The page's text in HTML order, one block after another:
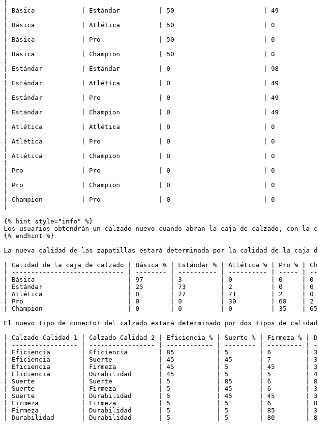
| Básica            | Estándar          | 50                       | 49
| Básica            | Atlética          | 50                       | 0
| Básica            | Pro               | 50                       | 0
| Básica            | Champion          | 50                       | 0
| Estándar          | Estándar          | 0                        | 98
| Estándar          | Atlética          | 0                        | 49
| Estándar          | Pro               | 0                        | 49
| Estándar          | Champion          | 0                        | 49
| Atlética          | Atlética          | 0                        | 0
| Atlética          | Pro               | 0                        | 0
| Atlética          | Champion          | 0                        | 0
| Pro               | Pro               | 0                        | 0
| Pro               | Champion          | 0                        | 0
| Champion          | Pro               | 0                        | 0
{% hint style="info" %}
Los usuarios obtendrán un calzado nuevo cuando abran la caja de calzado,
{% endhint %}
La nueva calidad de las zapatillas estará determinada por la calidad de la caja
| Calidad de la caja de calzado | Básica % | Estándar % | Atlética % | Pro % |
| ----------------------------- | -------- | ---------- | ---------- | ----- |
| Básica                        | 97       | 3          | 0          | 0     | 0
| Estándar                      | 25       | 73         | 2          | 0     |
| Atlética                      | 0        | 27         | 71         | 2     | 0
| Pro                           | 0        | 0          | 30         | 68    | 2
| Champion                      | 0        | 0          | 0          | 35    |
El nuevo tipo de conector del calzado estará determinado por dos tipos de
| Calzado Calidad 1 | Calzado Calidad 2 | Eficiencia % | Suerte % | Firmeza % |
| ----------------- | ----------------- | ------------ | -------- | --------- |
| Eficiencia        | Eficiencia        | 85           | 5        | 6         |
| Eficiencia        | Suerte            | 45           | 45       | 7         |
| Eficiencia        | Firmeza           | 45           | 5        | 45        |
| Eficiencia        | Durabilidad       | 45           | 5        | 5         |
| Suerte            | Suerte            | 5            | 85       | 6         |
| Suerte            | Firmeza           | 5            | 45       | 6         |
| Suerte            | Durabilidad       | 5            | 45       | 45        |
| Firmeza           | Firmeza           | 5            | 5        | 6         |
| Firmeza           | Durabilidad       | 5            | 5        | 85        |
| Durabilidad       | Durabilidad       | 5            | 5        | 80        |